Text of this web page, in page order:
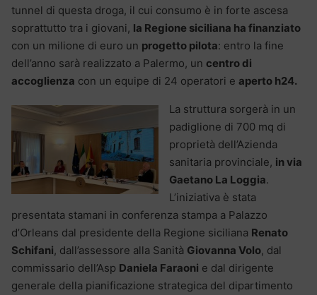
tunnel di questa droga, il cui consumo è in forte ascesa
soprattutto tra i giovani, la Regione siciliana ha finanziato
con un milione di euro un progetto pilota: entro la fine
dell’anno sarà realizzato a Palermo, un centro di
accoglienza con un equipe di 24 operatori e aperto h24.
La struttura sorgerà in un
padiglione di 700 mq di
proprietà dell’Azienda
sanitaria provinciale, in via
Gaetano La Loggia.
L’iniziativa è stata
presentata stamani in conferenza stampa a Palazzo
d’Orleans dal presidente della Regione siciliana Renato
Schifani, dall’assessore alla Sanità Giovanna Volo, dal
commissario dell’Asp Daniela Faraoni e dal dirigente
generale della pianificazione strategica del dipartimento